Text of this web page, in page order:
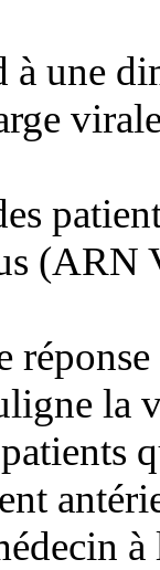
à une
(ARN
la